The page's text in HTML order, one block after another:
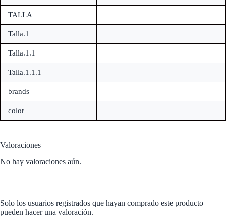
TALLA
Talla.1
Talla.1.1
Talla.1.1.1
brands
color
Valoraciones
No hay valoraciones aún.
Solo los usuarios registrados que hayan comprado este producto
pueden hacer una valoración.